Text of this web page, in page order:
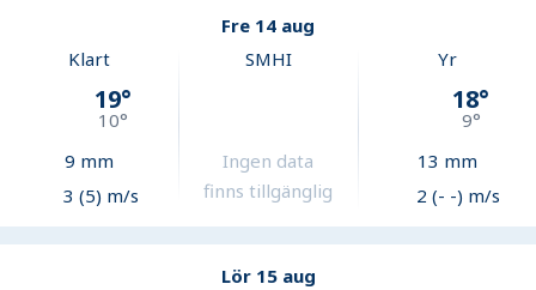
Fre 14 aug
Klart
19°
10°
9 mm
3 (5) m/s
SMHI
Ingen data
finns tillgänglig
Yr
18°
9°
13 mm
2 (- -) m/s
Lör 15 aug